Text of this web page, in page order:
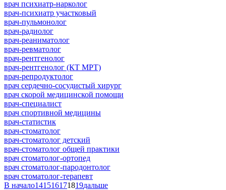
врач психиатр-нарколог
врач-психиатр участковый
врач-пульмонолог
врач-радиолог
врач-реаниматолог
врач-ревматолог
врач-рентгенолог
врач-рентгенолог (КТ МРТ)
врач-репродуктолог
врач сердечно-сосудистый хирург
врач скорой медицинской помощи
врач-специалист
врач спортивной медицины
врач-статистик
врач-стоматолог
врач-стоматолог детский
врач-стоматолог общей практики
врач стоматолог-ортопед
врач стоматолог-пародонтолог
врач стоматолог-терапевт
В начало141516171819дальше